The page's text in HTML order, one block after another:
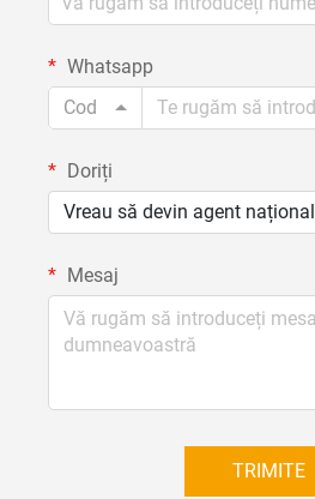
Whatsapp
Cod
Doriți
Vreau să devin agent național
Mesaj
TRIMITE